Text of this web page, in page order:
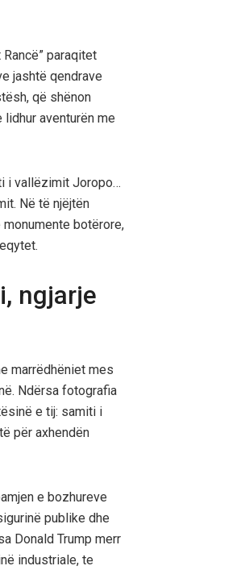
paraqitet
jashtë qendrave
që shënon
aventurën me
i vallëzimit Joropo…
Në të njëjtën
botërore,
ngjarje
marrëdhëniet mes
Ndërsa fotografia
e tij: samiti i
për axhendën
e bozhureve
publike dhe
Donald Trump merr
industriale, te